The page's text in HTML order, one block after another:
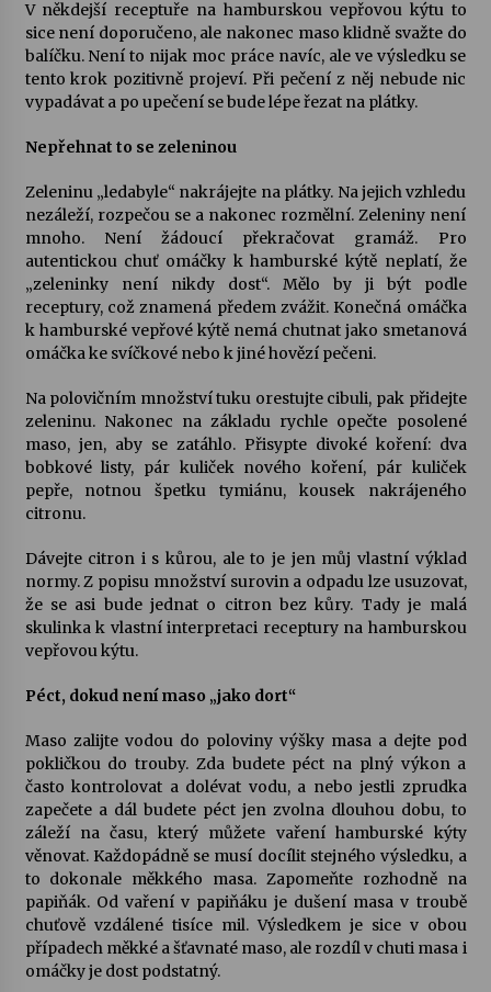
V někdejší receptuře na hamburskou vepřovou kýtu to
sice není doporučeno, ale nakonec maso klidně svažte do
balíčku. Není to nijak moc práce navíc, ale ve výsledku se
tento krok pozitivně projeví. Při pečení z něj nebude nic
vypadávat a po upečení se bude lépe řezat na plátky.
Nepřehnat to se zeleninou
Zeleninu „ledabyle“ nakrájejte na plátky. Na jejich vzhledu
nezáleží, rozpečou se a nakonec rozmělní. Zeleniny není
mnoho. Není žádoucí překračovat gramáž. Pro
autentickou chuť omáčky k hamburské kýtě neplatí, že
„zeleninky není nikdy dost“. Mělo by ji být podle
receptury, což znamená předem zvážit. Konečná omáčka
k hamburské vepřové kýtě nemá chutnat jako smetanová
omáčka ke svíčkové nebo k jiné hovězí pečeni.
Na polovičním množství tuku orestujte cibuli, pak přidejte
zeleninu. Nakonec na základu rychle opečte posolené
maso, jen, aby se zatáhlo. Přisypte divoké koření: dva
bobkové listy, pár kuliček nového koření, pár kuliček
pepře, notnou špetku tymiánu, kousek nakrájeného
citronu.
Dávejte citron i s kůrou, ale to je jen můj vlastní výklad
normy. Z popisu množství surovin a odpadu lze usuzovat,
že se asi bude jednat o citron bez kůry. Tady je malá
skulinka k vlastní interpretaci receptury na hamburskou
vepřovou kýtu.
Péct, dokud není maso „jako dort“
Maso zalijte vodou do poloviny výšky masa a dejte pod
pokličkou do trouby. Zda budete péct na plný výkon a
často kontrolovat a dolévat vodu, a nebo jestli zprudka
zapečete a dál budete péct jen zvolna dlouhou dobu, to
záleží na času, který můžete vaření hamburské kýty
věnovat. Každopádně se musí docílit stejného výsledku, a
to dokonale měkkého masa. Zapomeňte rozhodně na
papiňák. Od vaření v papiňáku je dušení masa v troubě
chuťově vzdálené tisíce mil. Výsledkem je sice v obou
případech měkké a šťavnaté maso, ale rozdíl v chuti masa i
omáčky je dost podstatný.